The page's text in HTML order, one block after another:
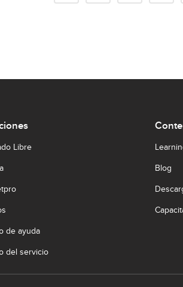
Libre
de ayuda
del servicio
Blog